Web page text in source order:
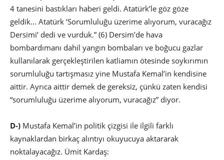
4 tanesini bastıkları haberi geldi. Atatürk’le göz göze
geldik… Atatürk ‘Sorumluluğu üzerime alıyorum, vuracağız
Dersimi’ dedi ve vurduk.” (6) Dersim’de hava
bombardımanı dahil yangın bombaları ve boğucu gazlar
kullanılarak gerçekleştirilen katliamın ötesinde soykırımın
sorumluluğu tartışmasız yine Mustafa Kemal’in kendisine
aittir. Ayrıca aittir demek de gereksiz, çünkü zaten kendisi
“sorumluluğu üzerime alıyorum, vuracağız” diyor.
D-) Mustafa Kemal’in politik çizgisi ile ilgili farklı
kaynaklardan birkaç alıntıyı okuyucuya aktararak
noktalayacağız. Ümit Kardaş: